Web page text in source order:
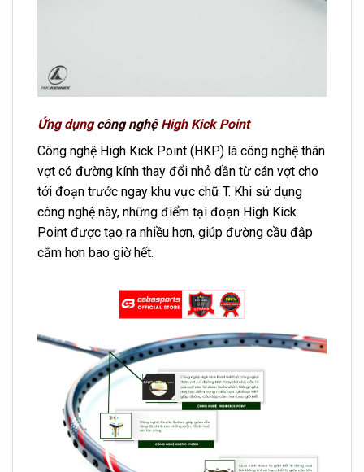
Ứng dụngcông nghệ High Kick Point
Công nghệ High Kick Point (HKP) là công nghệ thân
vợt có đường kính thay đổi nhỏ dần từ cán vợt cho
tới đoạn trước ngay khu vực chữ T. Khi sử dụng
công nghệ này, những điểm tại đoạn High Kick
Point được tạo ra nhiều hơn, giúp đường cầu đập
cắm hơn bao giờ hết.